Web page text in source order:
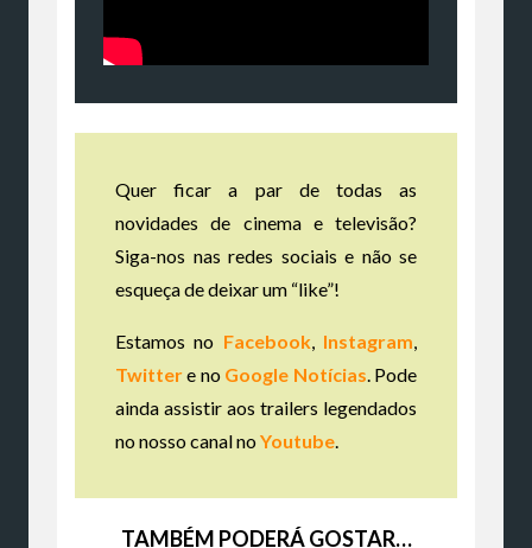
Quer ficar a par de todas as
novidades de cinema e televisão?
Siga-nos nas redes sociais e não se
esqueça de deixar um “like”!
Estamos no Facebook, Instagram
Twittere no Google Notícias . Pode
ainda assistir aos trailers legendados
no nosso canal noYoutube
TAMBÉM PODERÁ GOSTAR…